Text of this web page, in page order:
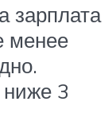
зарплата
менее
3